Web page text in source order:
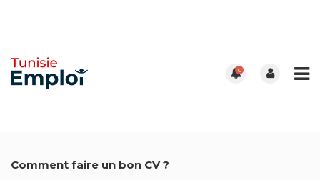
0
Comment faire un bon CV ?